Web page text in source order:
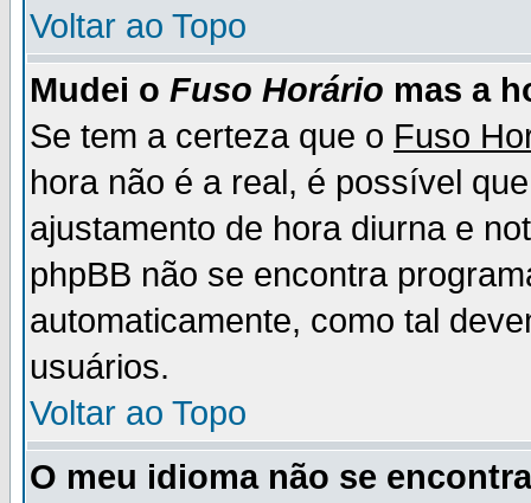
Voltar ao Topo
Mudei o Fuso Horário mas a
Se tem a certeza que o Fuso
hora não é a real, é possível
ajustamento de hora diurna e
phpBB não se encontra
automaticamente, como tal
usuários.
Voltar ao Topo
O meu idioma não se